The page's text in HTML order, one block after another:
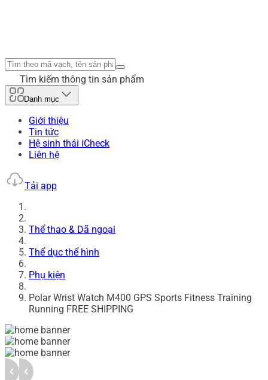
Tìm kiếm thông tin sản phẩm
Danh mục
Giới thiệu
Tin tức
Hệ sinh thái iCheck
Liên hệ
Tải app
Thể thao & Dã ngoại
Thể dục thể hình
Phụ kiện
Polar Wrist Watch M400 GPS Sports Fitness Training
Running FREE SHIPPING